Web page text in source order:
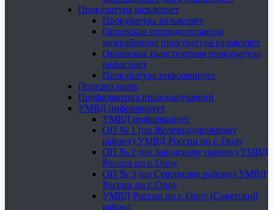
Прокуратура разъясняет
Прокуратура разъясняет
Орловская природоохранная
межрайонная прокуратура разъясняет
Орловская транспортная прокуратура
разъясняет
Прокуратура информирует
Полезно знать
Профилактика правонарушений
УМВД информирует
УМВД информирует
ОП № 1 (по Железнодорожному
району) УМВД России по г. Орлу
ОП № 2 (по Заводскому району) УМВД
России по г. Орлу
ОП № 3 (по Северному району) УМВД
России по г. Орлу
УМВД России по г. Орлу (Советский
район)